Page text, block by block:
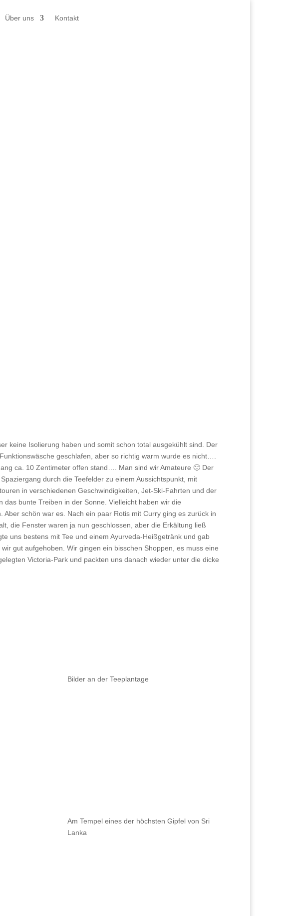
Über uns Kontakt
keine Isolierung haben und somit schon total ausgekühlt sind. Der
geschlafen, aber so richtig warm wurde es nicht….
ca. 10 Zentimeter offen stand…. Man sind wir Amateure 🙂 Der
durch die Teefelder zu einem Aussichtspunkt, mit
in verschiedenen Geschwindigkeiten, Jet-Ski-Fahrten und der
bunte Treiben in der Sonne. Vielleicht haben wir die
schön war es. Nach ein paar Rotis mit Curry ging es zurück in
die Fenster waren ja nun geschlossen, aber die Erkältung ließ
uns bestens mit Tee und einem Ayurveda-Heißgetränk und gab
gut aufgehoben. Wir gingen ein bisschen Shoppen, es muss eine
Victoria-Park und packten uns danach wieder unter die dicke
Bilder an der Teeplantage
Am Tempel eines der höchsten Gipfel von Sri
Lanka